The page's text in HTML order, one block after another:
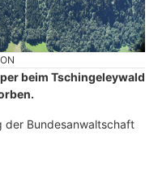
beim Tschingeleywald
der Bundesanwaltschaft